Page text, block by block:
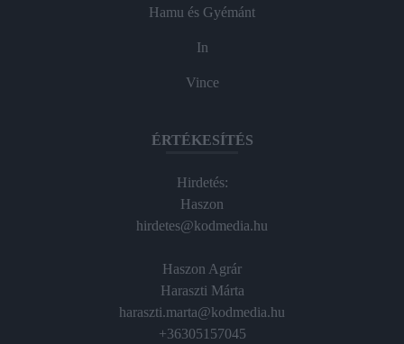
Hamu és Gyémánt
In
Vince
ÉRTÉKESÍTÉS
Hirdetés:
Haszon
hirdetes@kodmedia.hu
Haszon Agrár
Haraszti Márta
haraszti.marta@kodmedia.hu
+36305157045